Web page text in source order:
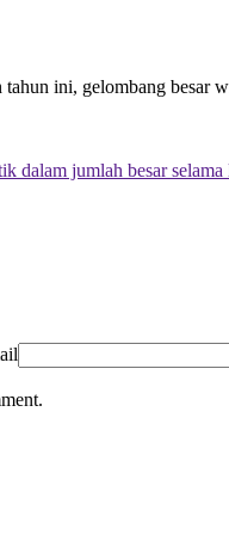
ini, gelombang besar
dalam jumlah besar